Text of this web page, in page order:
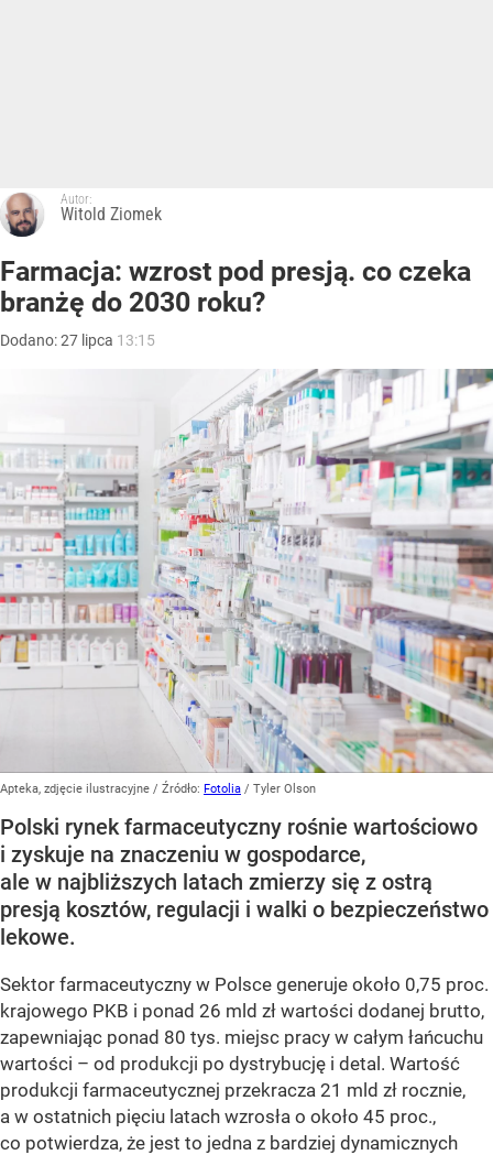
Autor:
Witold Ziomek
Farmacja: wzrost pod presją. co czeka
branżę do 2030 roku?
Dodano:27 lipca 13:15
Apteka, zdjęcie ilustracyjne / Źródło: Fotolia / Tyler Olson
Polski rynek farmaceutyczny rośnie wartościowo
i zyskuje na znaczeniu w gospodarce,
ale w najbliższych latach zmierzy się z ostrą
presją kosztów, regulacji i walki o bezpieczeństwo
lekowe.
Sektor farmaceutyczny w Polsce generuje około 0,75 proc.
krajowego PKB i ponad 26 mld zł wartości dodanej brutto,
zapewniając ponad 80 tys. miejsc pracy w całym łańcuchu
wartości – od produkcji po dystrybucję i detal. Wartość
produkcji farmaceutycznej przekracza 21 mld zł rocznie,
a w ostatnich pięciu latach wzrosła o około 45 proc.,
co potwierdza, że jest to jedna z bardziej dynamicznych